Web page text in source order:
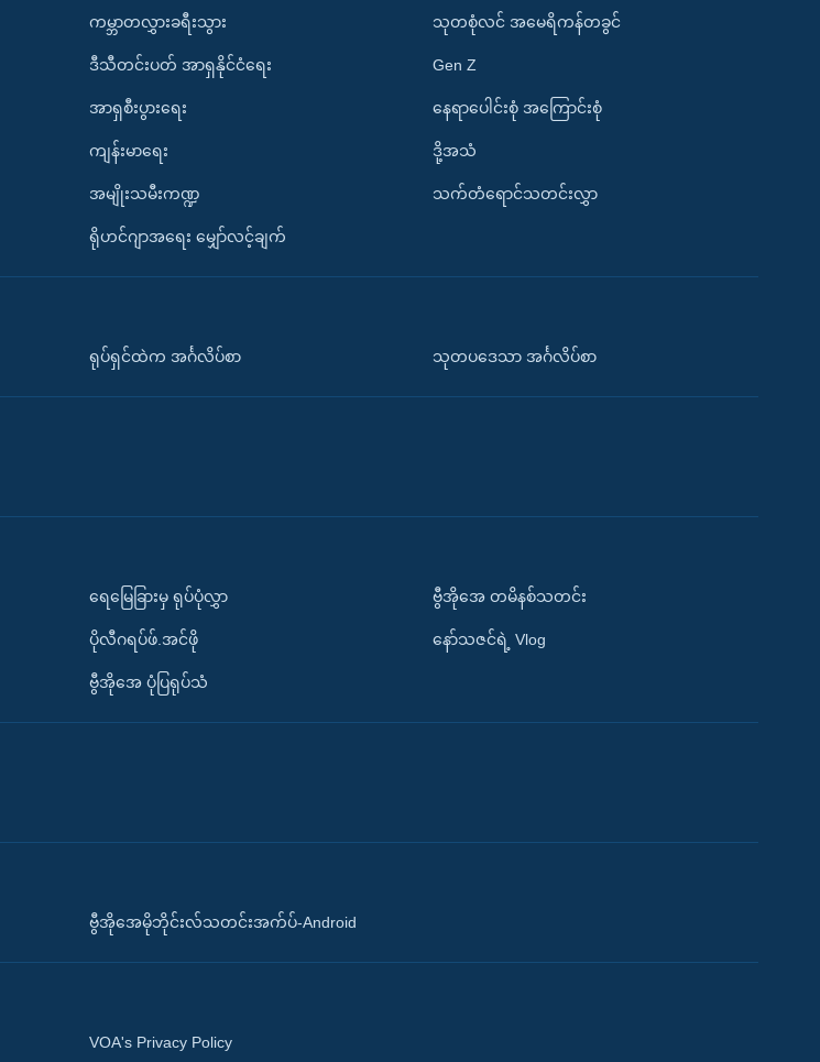
ကမ္ဘာတလွှားခရီးသွား
ဒီသီတင်းပတ် အာရှနိုင်ငံရေး
အာရှစီးပွားရေး
ကျန်းမာရေး
အမျိုးသမီးကဏ္ဍ
ရိုဟင်ဂျာအရေး မျှော်လင့်ချက်
သုတစုံလင် အမေရိကန်တခွင်
Gen Z
နေရာပေါင်းစုံ အကြောင်းစုံ
ဒို့အသံ
သက်တံရောင်သတင်းလွှာ
ရုပ်ရှင်ထဲက အင်္ဂလိပ်စာ သုတပဒေသာ အင်္ဂလိပ်စာ
ရေမြေခြားမှ ရုပ်ပုံလွှာ
ပိုလီဂရပ်ဖ်.အင်ဖို
ဗွီအိုအေ ပုံပြရုပ်သံ
ဗွီအိုအေ တမိနစ်သတင်း
နော်သဇင်ရဲ့ Vlog
ဗွီအိုအေမိုဘိုင်းလ်သတင်းအက်ပ်-Android
VOA's Privacy Policy